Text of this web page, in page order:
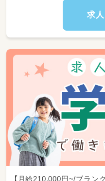
※従事すべき業
求
【月給210,000円~/ブラン